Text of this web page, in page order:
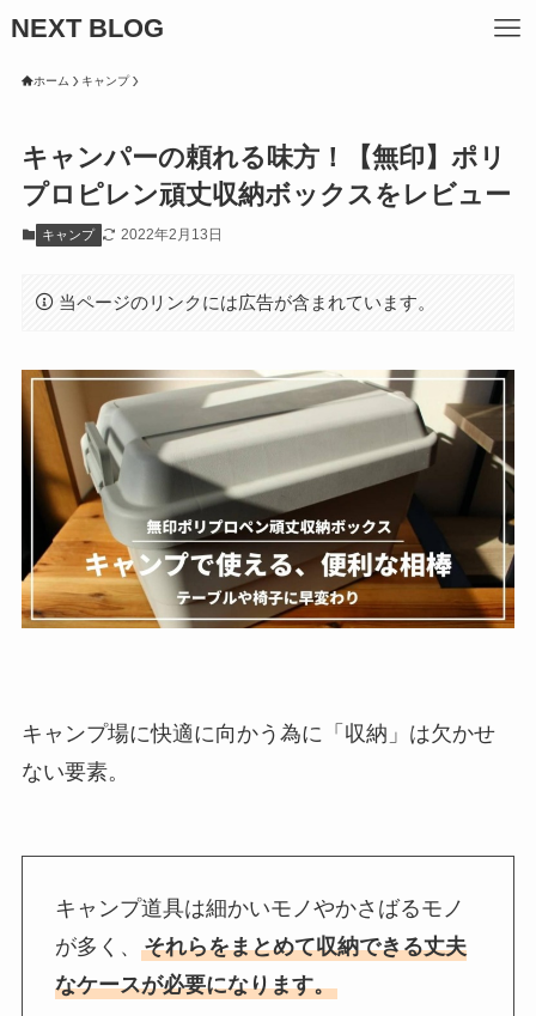
NEXT BLOG
ホーム キャンプ
キャンパーの頼れる味方！【無印】ポリ
プロピレン頑丈収納ボックスをレビュー
キャンプ 2022年2月13日
当ページのリンクには広告が含まれています。
キャンプ場に快適に向かう為に「収納」は欠かせ
ない要素。
キャンプ道具は細かいモノやかさばるモノ
が多く、 それらをまとめて収納できる丈夫
なケースが必要になります。